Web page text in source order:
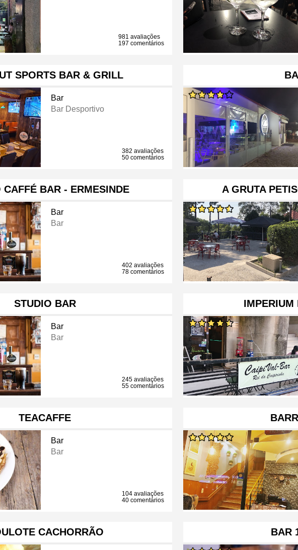
981 avaliações
197 comentários
SPORTS BAR & GRILL
Bar
Bar Desportivo
382 avaliações
50 comentários
CAFFÉ BAR - ERMESINDE
Bar
Bar
402 avaliações
78 comentários
A GRUTA
STUDIO BAR
Bar
Bar
245 avaliações
55 comentários
IMPERIUM
TEACAFFE
Bar
Bar
104 avaliações
40 comentários
CACHORRÃO BAR